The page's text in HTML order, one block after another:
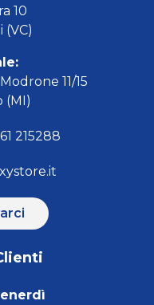
10
(VC)
11/15
(MI)
215288